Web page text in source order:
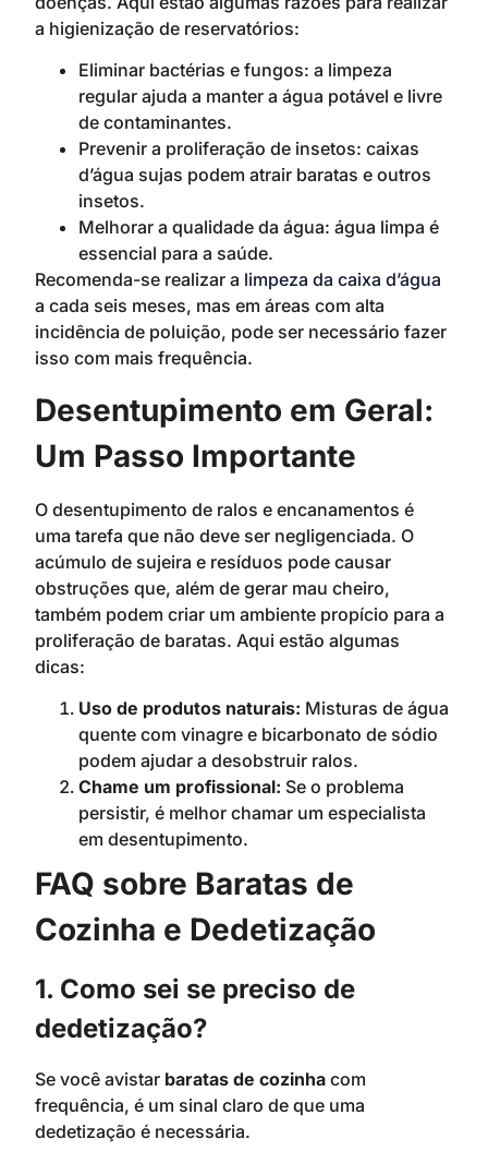
a higienização de reservatórios:
Eliminar bactérias e fungos: a limpeza
regular ajuda a manter a água potável e livre
de contaminantes.
Prevenir a proliferação de insetos: caixas
d’água sujas podem atrair baratas e outros
insetos.
Melhorar a qualidade da água: água limpa é
essencial para a saúde.
Recomenda-se realizar a limpeza da caixa d’água
a cada seis meses, mas em áreas com alta
incidência de poluição, pode ser necessário fazer
isso com mais frequência.
Desentupimento em Geral:
Um Passo Importante
O desentupimento de ralos e encanamentos é
uma tarefa que não deve ser negligenciada. O
acúmulo de sujeira e resíduos pode causar
obstruções que, além de gerar mau cheiro,
também podem criar um ambiente propício para a
proliferação de baratas. Aqui estão algumas
dicas:
Uso de produtos naturais: Misturas de água
quente com vinagre e bicarbonato de sódio
podem ajudar a desobstruir ralos.
Chame um profissional: Se o problema
persistir, é melhor chamar um especialista
em desentupimento.
FAQ sobre Baratas de
Cozinha e Dedetização
1. Como sei se preciso de
dedetização?
Se você avistar baratas de cozinha com
frequência, é um sinal claro de que uma
dedetização é necessária.